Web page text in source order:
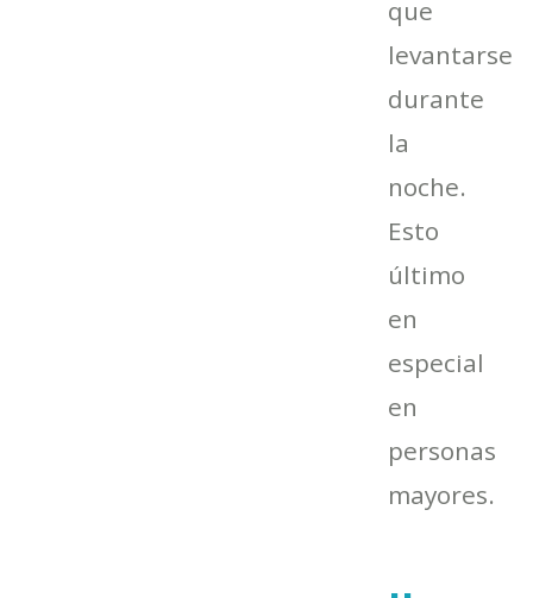
que
levantarse
durante
la
noche.
Esto
último
en
especial
en
personas
mayores.